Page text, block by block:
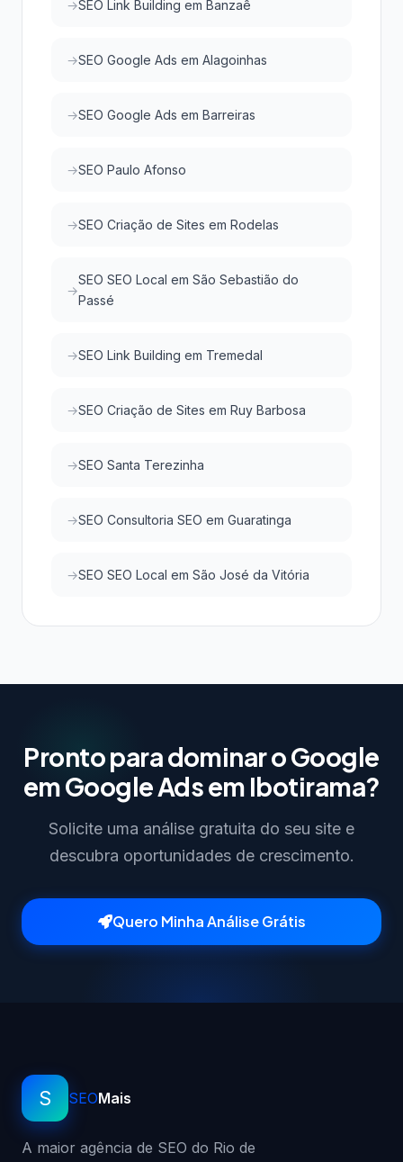
SEO Link Building em Banzaê
SEO Google Ads em Alagoinhas
SEO Google Ads em Barreiras
SEO Paulo Afonso
SEO Criação de Sites em Rodelas
SEO SEO Local em São Sebastião do
Passé
SEO Link Building em Tremedal
SEO Criação de Sites em Ruy Barbosa
SEO Santa Terezinha
SEO Consultoria SEO em Guaratinga
SEO SEO Local em São José da Vitória
Pronto para dominar o Google
em Google Ads em Ibotirama?
Solicite uma análise gratuita do seu site e
descubra oportunidades de crescimento.
Quero Minha Análise Grátis
S SEOMais
A maior agência de SEO do Rio de